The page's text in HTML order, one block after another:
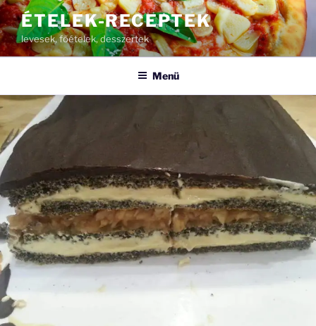
Tartalomhoz
ÉTELEK-RECEPTEK
levesek, főételek, desszertek
Menü